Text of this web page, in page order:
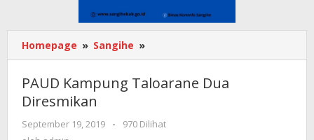
Homepage » Sangihe »
Kampung
Dua
PAUD Kampung Taloarane Dua
Diresmikan
September 19, 2019
oleh
-
970 Dilihat